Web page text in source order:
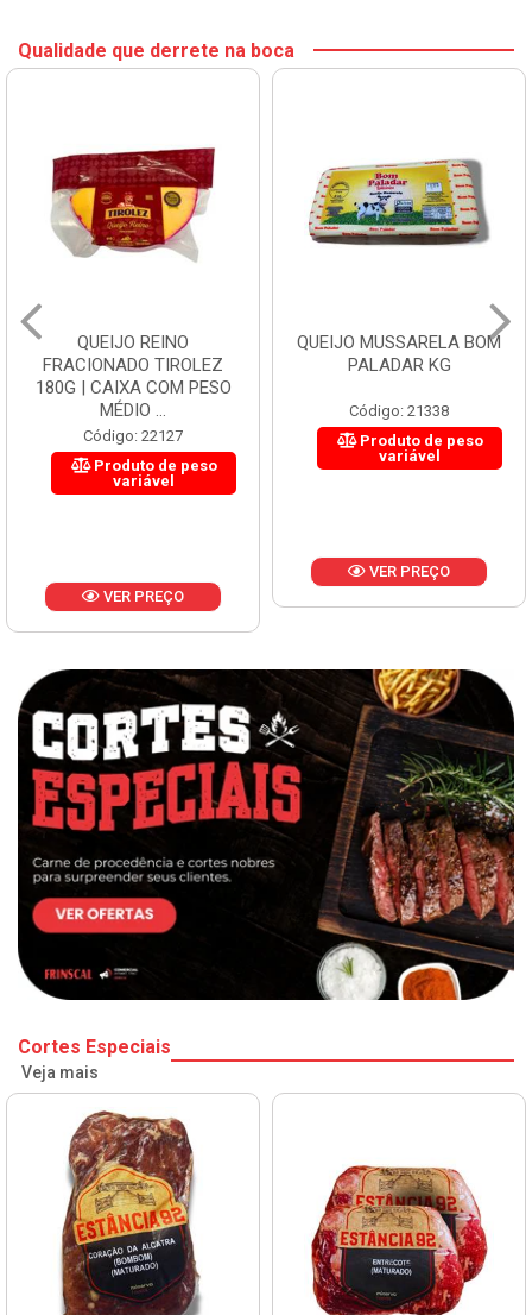
Qualidade que derrete na boca
QUEIJO REINO
FRACIONADO TIROLEZ
180G | CAIXA COM PESO
MÉDIO ...
Código: 22127
Produto de peso
variável
VER PREÇO
QUEIJO MUSSARELA BOM
PALADAR KG
Código: 21338
Produto de peso
variável
VER PREÇO
Cortes Especiais
Veja mais